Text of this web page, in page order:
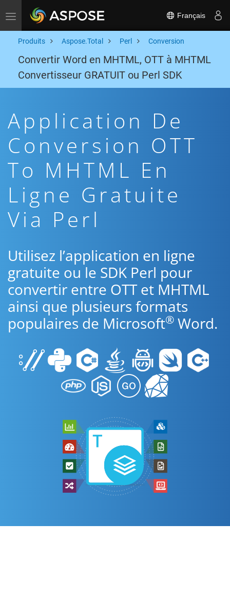
Toggle navigation Français
Produits Aspose.Total Perl Conversion
Convertir Word en MHTML, OTT à MHTML
Convertisseur GRATUIT ou Perl SDK
Application De
Conversion OTT
To MHTML En
Ligne Gratuite
Via Perl
Utilisez l’application en ligne
gratuite ou le SDK Perl pour
convertir entre OTT et MHTML
ainsi que plusieurs formats
populaires de Microsoft® Word.